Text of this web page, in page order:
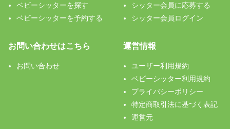
ベビーシッターを探す
ベビーシッターを予約する
シッター会員に応募する
シッター会員ログイン
お問い合わせはこちら
お問い合わせ
運営情報
ユーザー利用規約
ベビーシッター利用規約
プライバシーポリシー
特定商取引法に基づく表記
運営元